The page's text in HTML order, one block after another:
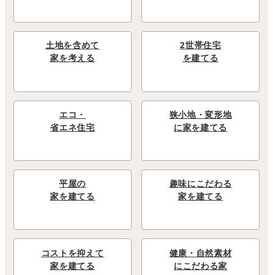
土地を含めて
家を考える
2世帯住宅
を建てる
エコ・
省エネ住宅
狭小地・変形地
に家を建てる
平屋の
家を建てる
趣味にこだわる
家を建てる
コストを抑えて
家を建てる
健康・自然素材
にこだわる家